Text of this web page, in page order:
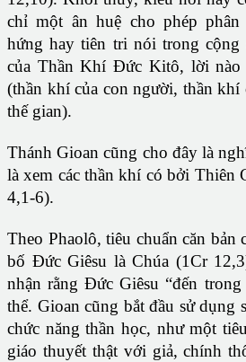
chỉ một ân huệ cho phép
hứng hay tiên tri nói trong cộng
của Thần Khí Đức Kitô, lời nào
(thần khí của con người, thần khí
thế gian).
Thánh Gioan cũng cho đây là
là xem các thần khí có bởi Thiên
4,1-6).
Theo Phaolô, tiêu chuẩn căn bản
bố Đức Giêsu là Chúa (1Cr
nhận rằng Đức Giêsu “đến
thể. Gioan cũng bắt đầu sử dụng
chức năng thần học, như một
giáo thuyết thật với giả, chính